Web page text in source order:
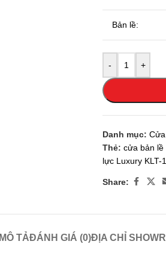
Bản lề:
- +
Danh mục:
Thẻ: cửa bản lề
lực Luxury KLT-
Share:
MÔ TẢĐÁNH GIÁ (0)ĐỊA CHỈ